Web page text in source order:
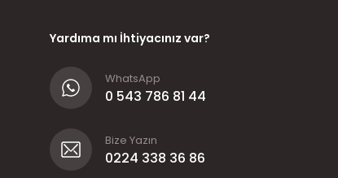
Yardıma mı İhtiyacınız var?
WhatsApp
0 543 786 81 44
Bize Yazın
0224 338 36 86